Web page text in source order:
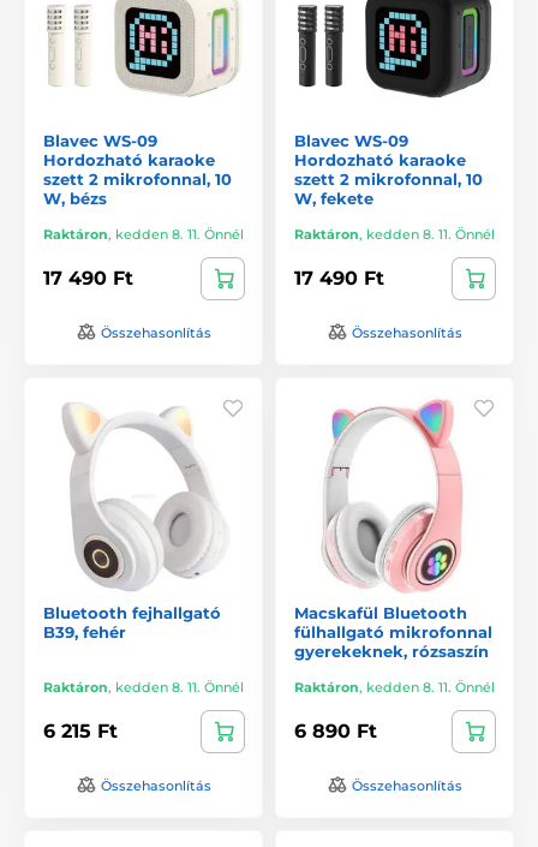
Blavec WS-09
Hordozható karaoke
szett 2 mikrofonnal, 10
W, bézs
Raktáron, kedden 8. 11. Önnél
17 490 Ft
Összehasonlítás
Blavec WS-09
Hordozható karaoke
szett 2 mikrofonnal, 10
W, fekete
Raktáron, kedden 8. 11. Önnél
17 490 Ft
Összehasonlítás
Bluetooth fejhallgató
B39, fehér
Raktáron, kedden 8. 11. Önnél
6 215 Ft
Összehasonlítás
Macskafül Bluetooth
fülhallgató mikrofonnal
gyerekeknek, rózsaszín
Raktáron, kedden 8. 11. Önnél
6 890 Ft
Összehasonlítás